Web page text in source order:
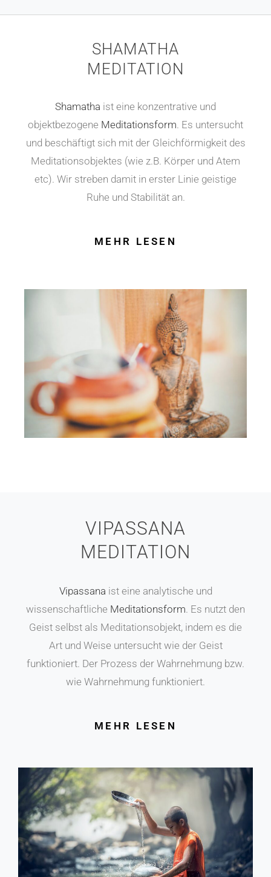
SHAMATHA
MEDITATION
Shamatha ist eine konzentrative und
objektbezogene Meditationsform. Es untersucht
und beschäftigt sich mit der Gleichförmigkeit des
Meditationsobjektes (wie z.B. Körper und Atem
etc). Wir streben damit in erster Linie geistige
Ruhe und Stabilität an.
MEHR LESEN
VIPASSANA
MEDITATION
Vipassana ist eine analytische und
wissenschaftliche Meditationsform. Es nutzt den
Geist selbst als Meditationsobjekt, indem es die
Art und Weise untersucht wie der Geist
funktioniert. Der Prozess der Wahrnehmung bzw.
wie Wahrnehmung funktioniert.
MEHR LESEN